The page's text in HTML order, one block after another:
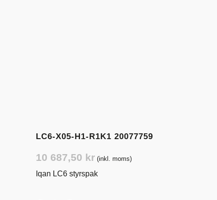
LC6-X05-H1-R1K1 20077759
10 687,50 kr (inkl. moms)
Iqan LC6 styrspak